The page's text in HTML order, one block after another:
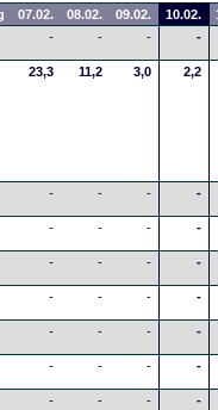
07.02. 08.02. 09.02. 10.02.
- - - -
23,3 11,2 3,0 2,2
- - - -
- - - -
- - - -
- - - -
- - - -
- - - -
- - - -